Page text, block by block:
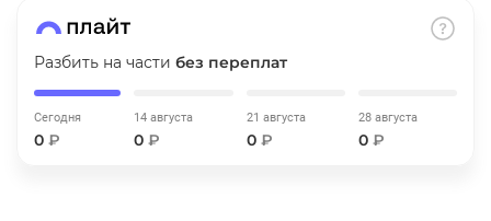
Разбить на части без переплат
Сегодня
0 ₽
14 августа
0₽
21 августа
0 ₽
28 августа
0 ₽
по25%
Подробнее